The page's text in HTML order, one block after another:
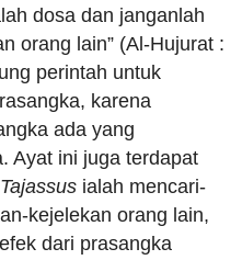
dosa dan janganlah
orang lain” (Al-Hujurat :
perintah untuk
karena
ada yang
Ayat ini juga terdapat
Tajassus ialah mencari-
kejelekan orang lain,
dari prasangka